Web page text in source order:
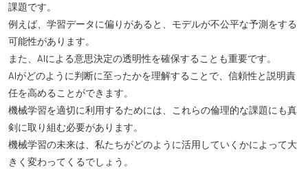
課題です。
例えば、学習データに偏りがあると、モデルが不公平な予測をする
可能性があります。
また、AIによる意思決定の透明性を確保することも重要です。
AIがどのように判断に至ったかを理解することで、信頼性と説明責
任を高めることができます。
機械学習を適切に利用するためには、これらの倫理的な課題にも真
剣に取り組む必要があります。
機械学習の未来は、私たちがどのように活用していくかによって大
きく変わってくるでしょう。